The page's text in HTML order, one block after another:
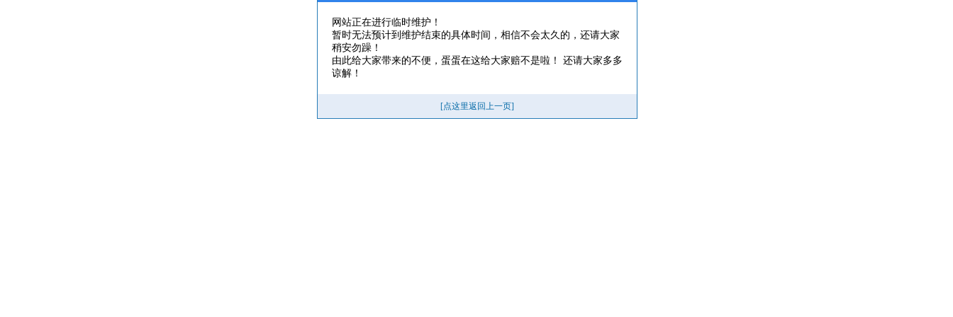
网站正在进行临时维护！
暂时无法预计到维护结束的具体时间，相信不会太久的，还请大家
稍安勿躁！
由此给大家带来的不便，蛋蛋在这给大家赔不是啦！ 还请大家多多
谅解！
[点这里返回上一页]